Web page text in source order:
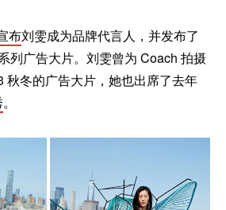
布刘雯成为品牌代言人，并发布了
列广告大片。刘雯曾为 Coach 拍摄
秋冬的广告大片，她也出席了去年
。